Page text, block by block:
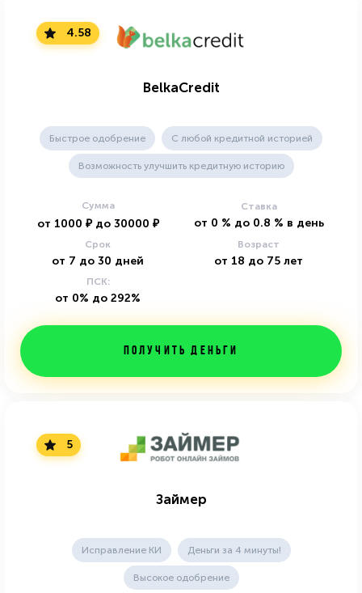
4.58
BelkaCredit
Быстрое одобрение С любой кредитной историей
Возможность улучшить кредитную историю
Сумма
от 1000 ₽ до 30000 ₽
Ставка
от 0 % до 0.8 % в день
Срок
от 7 до 30 дней
Возраст
от 18 до 75 лет
ПСК:
от 0% до 292%
Получить деньги
5
Займер
Исправление КИ Деньги за 4 минуты!
Высокое одобрение